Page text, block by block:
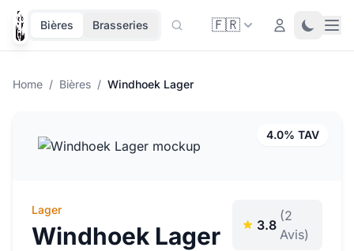
Bières Brasseries 🇫🇷 Login Toggle
Home / Bières / Windhoek Lager
4.0% TAV
Lager
Windhoek Lager 3.8
(2
Avis)